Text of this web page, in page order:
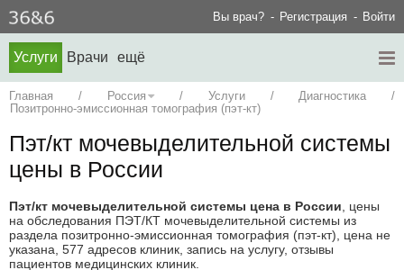
Вы врач? Регистрация Войти
Услуги Врачи ещё
Главная / Россия / Услуги / Диагностика
/
Позитронно-эмиссионная томография (пэт-кт)
Пэт/кт мочевыделительной системы
цены в России
Пэт/кт мочевыделительной системы цена в России, цены
на обследования ПЭТ/КТ мочевыделительной системы из
раздела позитронно-эмиссионная томография (пэт-кт), цена не
указана, 577 адресов клиник, запись на услугу, отзывы
пациентов медицинских клиник.